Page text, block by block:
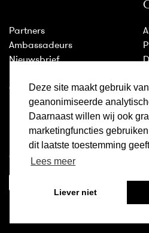
Deze site maakt gebruik
geanonimiseerde
Daarnaast willen wij ook
marketingfuncties
dit laatste toestemming
Lees meer
Liever niet
Partners
Ambassadeurs
Nieuwsbrief
Colofon
Ditismbo.nl is ook te volgen
op: